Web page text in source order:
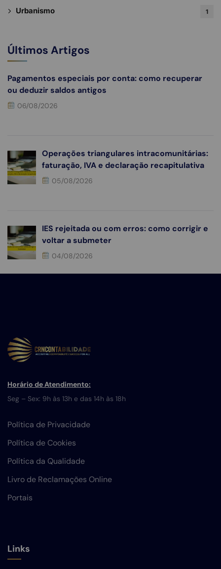
Urbanismo 1
Últimos Artigos
Pagamentos especiais por conta: como recuperar
ou deduzir saldos antigos
06/08/2026
Operações triangulares intracomunitárias:
faturação, IVA e declaração recapitulativa
05/08/2026
IES rejeitada ou com erros: como corrigir e
voltar a submeter
04/08/2026
Horário de Atendimento:
Seg – Sex: 9h às 13h e das 14h às 18h
Política de Privacidade
Política de Cookies
Política da Qualidade
Livro de Reclamações Online
Portais
Links